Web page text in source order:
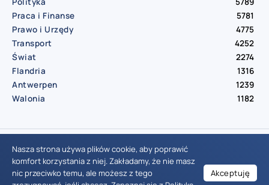
Praca i Finanse
5781
Prawo i Urzędy
4775
Transport
4252
Świat
2274
Flandria
1316
Antwerpen
1239
Walonia
1182
© Aktualnosci.be – All Right Reserved 2016-2026
Nasza strona używa plików cookie, aby poprawić
komfort korzystania z niej. Zakładamy, że nie masz
nic przeciwko temu, ale możesz z tego
Akceptuję